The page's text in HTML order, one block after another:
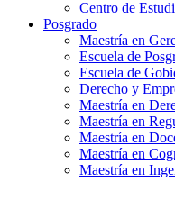
Centro de
Posgrado
Maestría en
Escuela de
Escuela de
Derecho y
Maestría en
Maestría en
Maestría en
Maestría en
Maestría en